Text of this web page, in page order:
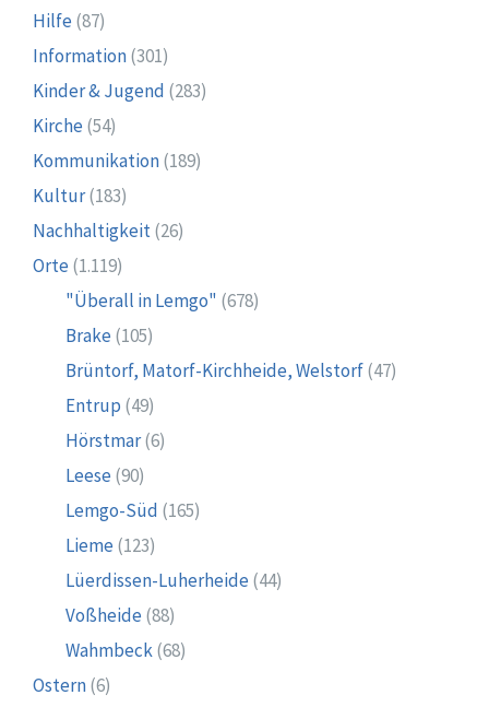
Hilfe (87)
Information(301)
Kinder & Jugend (283)
Kirche (54)
Kommunikation(189)
Kultur(183)
Nachhaltigkeit(26)
Orte (1.119)
"Überall in Lemgo" (678)
Brake (105)
Brüntorf, Matorf-Kirchheide, Welstorf(47)
Entrup (49)
Hörstmar(6)
Leese (90)
Lemgo-Süd (165)
Lieme (123)
Lüerdissen-Luherheide (44)
Voßheide (88)
Wahmbeck(68)
Ostern(6)